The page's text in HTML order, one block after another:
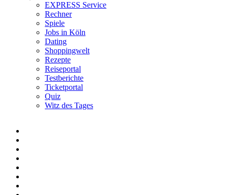
EXPRESS Service
Rechner
Spiele
Jobs in Köln
Dating
Shoppingwelt
Rezepte
Reiseportal
Testberichte
Ticketportal
Quiz
Witz des Tages